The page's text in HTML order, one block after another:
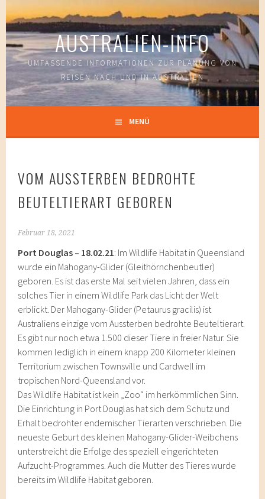
Springe
zum
Inhalt
AUSTRALIEN-INFO
UMFASSENDE INFORMATIONEN ZUR PLANUNG VON
REISEN NACH UND IN AUSTRALIEN
MENÜ
VOM AUSSTERBEN BEDROHTE
BEUTELTIERART GEBOREN
Februar 18, 2021
Port Douglas – 18.02.21: Im Wildlife Habitat in Queensland
wurde ein Mahogany-Glider (Gleithörnchenbeutler)
geboren. Es ist das erste Mal seit vielen Jahren, dass ein
solches Tier in einem Wildlife Park das Licht der Welt
erblickt. Der Mahogany-Glider (Petaurus gracilis) ist
Australiens einzige vom Aussterben bedrohte Beuteltierart.
Es gibt nur noch etwa 1.500 dieser Tiere in freier Natur. Sie
kommen lediglich in einem knapp 200 Kilometer kleinen
Territorium zwischen Townsville und Cardwell im
tropischen Nord-Queensland vor.
Das Wildlife Habitat ist kein „Zoo“ im herkömmlichen Sinn.
Die Einrichtung in Port Douglas hat sich dem Schutz und
Erhalt bedrohter endemischer Tierarten verschrieben. Die
neueste Geburt des kleinen Mahogany-Glider-Weibchens
unterstreicht die Erfolge des speziell eingerichteten
Aufzucht-Programmes. Auch die Mutter des Tieres wurde
bereits im Wildlife Habitat geboren.